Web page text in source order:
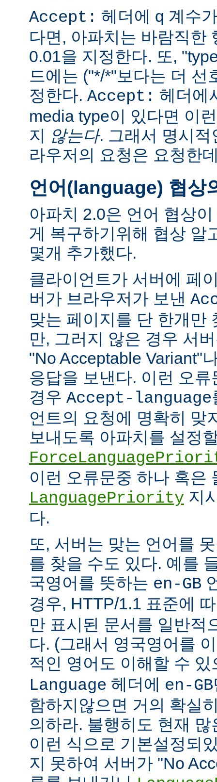
Accept: 헤더에 q 계수
다면, 아파치는 바람직한
0.01을 지정한다. 또,
드에는 ("*/*"보다는 더 선
정한다. Accept: 헤더에
media type이 있다면 이
지
않는다. 그래서 명시
라우저의 요청은 요청한
언어(language) 협상
아파치 2.0은 언어 협상
게 복구하기위해 협상 알
몇개 추가했다.
클라이언트가 서버에 페
버가 브라우저가 보낸
맞는 페이지를 단 한개만
만, 그러지 않은 경우 서
"No Acceptable Variant"
응답을 보낸다. 이런 오
경우 Accept-language
언트의 요청에 명확히 맞
보내도록 아파치를 설정
이런 오류문중 하나 혹은
LanguagePriority 지
다.
또, 서버는 맞는 언어를
를 찾을 수도 있다. 예를
국영어를 뜻하는 en-GB
경우, HTTP/1.1 표준에
만 표시된 문서를 일반적
다. (그래서 영국영어를
적인 영어도 이해할 수
Language 헤더에 en-GB
함하지않으면 거의 확실
의하라. 불행히도 현재
이런 식으로 기본설정되
지 못하여 서버가 "No